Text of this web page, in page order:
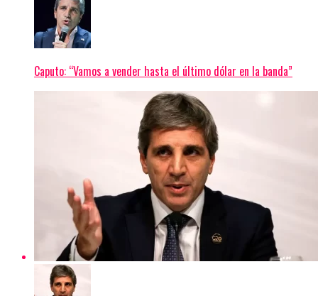
Caputo: “Vamos a vender hasta el último dólar en la banda”